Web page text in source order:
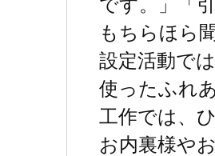
です。」「
もちらほら
設定活動で
使ったふれ
工作では、
お内裏様や